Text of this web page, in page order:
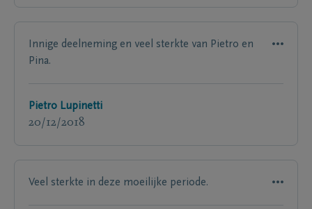
Innige deelneming en veel sterkte van Pietro en
Pina.
Pietro Lupinetti
20/12/2018
Veel sterkte in deze moeilijke periode.